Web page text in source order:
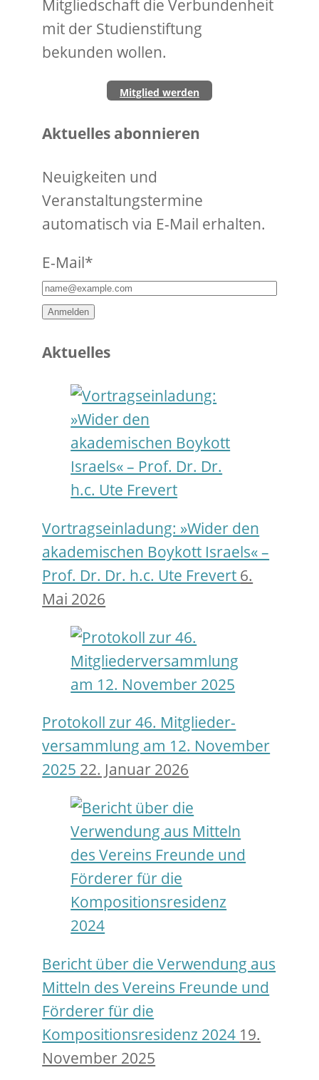
Mitgliedschaft die Verbundenheit
mit der Studienstiftung
bekunden wollen.
Mitglied werden
Aktuelles abonnieren
Neuigkeiten und
Veranstaltungstermine
automatisch via E-Mail erhalten.
E-Mail*
Anmelden
Aktuelles
Vortragseinladung: »Wider den
akademischen Boykott Israels« –
Prof. Dr. Dr. h.c. Ute Frevert 6.
Mai 2026
Protokoll zur 46. Mitglieder­
versamm­lung am 12. November
2025 22. Januar 2026
Bericht über die Verwendung aus
Mitteln des Vereins Freunde und
Förderer für die
Kompositionsresidenz 2024 19.
November 2025